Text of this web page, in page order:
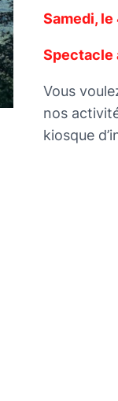
Samedi,
Spectacle
Vous
nos
kiosque